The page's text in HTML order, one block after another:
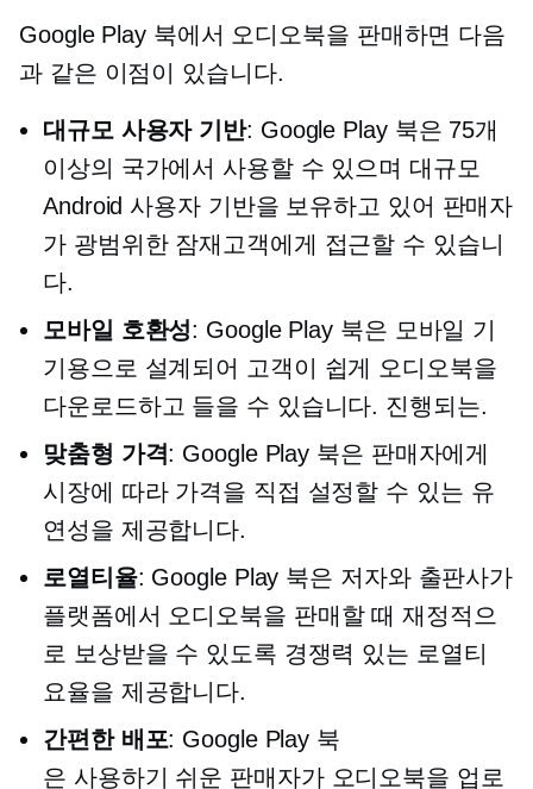
Google Play 북에서 오디오북을 판매하면 다음
과 같은 이점이 있습니다.
대규모 사용자 기반: Google Play 북은 75개
이상의 국가에서 사용할 수 있으며 대규모
Android 사용자 기반을 보유하고 있어 판매자
가 광범위한 잠재고객에게 접근할 수 있습니
다.
모바일 호환성: Google Play 북은 모바일 기
기용으로 설계되어 고객이 쉽게 오디오북을
다운로드하고 들을 수 있습니다. 진행되는.
맞춤형 가격: Google Play 북은 판매자에게
시장에 따라 가격을 직접 설정할 수 있는 유
연성을 제공합니다.
로열티율: Google Play 북은 저자와 출판사가
플랫폼에서 오디오북을 판매할 때 재정적으
로 보상받을 수 있도록 경쟁력 있는 로열티
요율을 제공합니다.
간편한 배포: Google Play 북
은 사용하기 쉬운 판매자가 오디오북을 업로